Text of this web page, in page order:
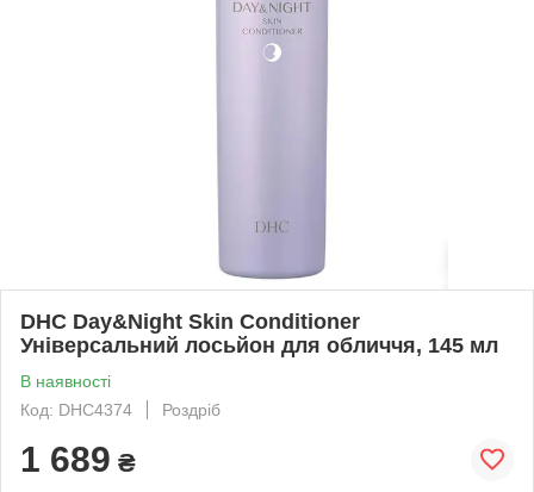
DHC Day&Night Skin Conditioner
Універсальний лосьйон для обличчя, 145 мл
В наявності
Код: DHC4374
Роздріб
1 689 ₴